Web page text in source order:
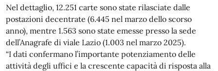
Nel dettaglio, 12.251 carte sono state rilasciate dalle
postazioni decentrate (6.445 nel marzo dello scorso
anno), mentre 1.563 sono state emesse presso la sede
dell’Anagrafe di viale Lazio (1.003 nel marzo 2025).
“I dati confermano l’importante potenziamento delle
attività degli uffici e la crescente capacità di risposta alla